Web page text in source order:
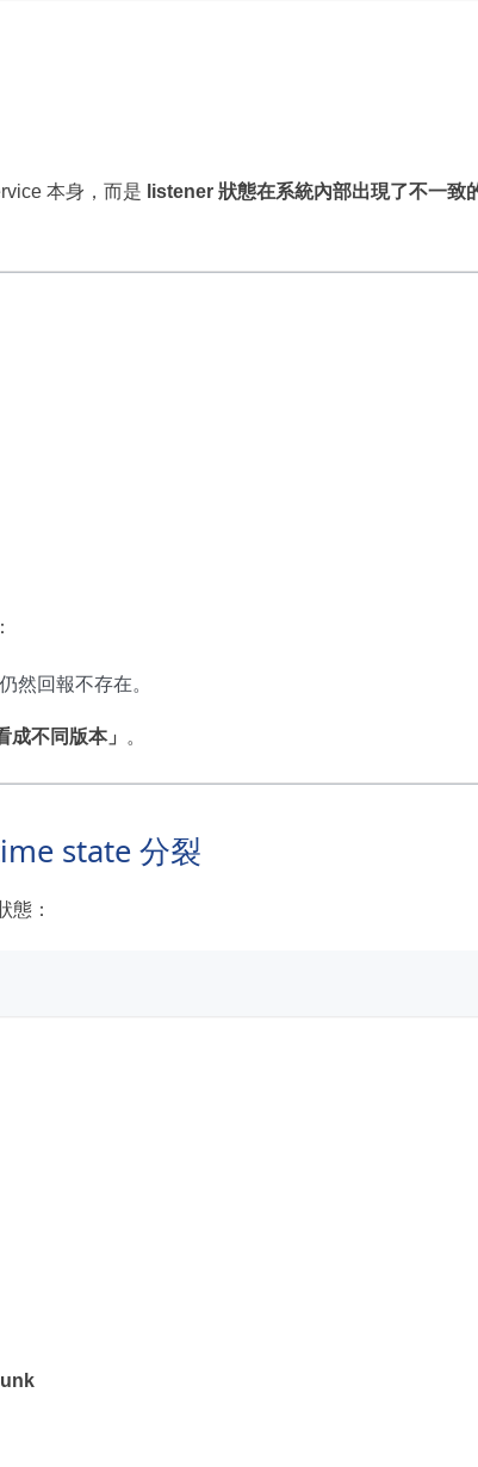
本身，而是 listener 狀態在系統內部出現了不一致
然回報不存在。
不同版本」 。
state 分裂
態：